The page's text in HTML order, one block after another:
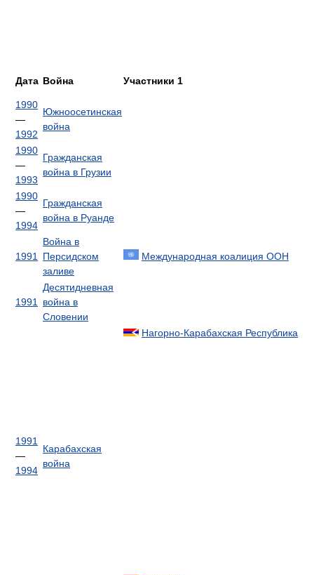
Дата Война Участники 1
1990
—
1992
Южноосетинская
война
1990
—
1993
Гражданская
война в Грузии
1990
—
1994
Гражданская
война в Руанде
1991
Война в
Персидском
заливе
Международная коалиция ООН
1991
Десятидневная
война в
Словении
1991
—
1994
Карабахская
война
Нагорно-Карабахская Республика